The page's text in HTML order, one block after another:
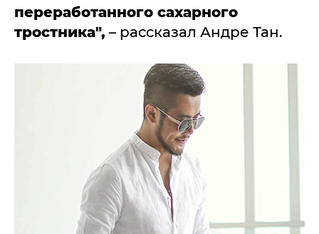
переработанного сахарного
тростника", – рассказал Андре Тан.